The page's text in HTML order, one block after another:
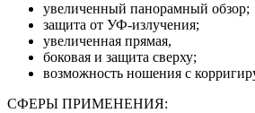
увеличенный панорамный обзор;
защита от УФ-излучения;
увеличенная прямая,
боковая и защита сверху;
возможность ношения с
СФЕРЫ ПРИМЕНЕНИЯ: